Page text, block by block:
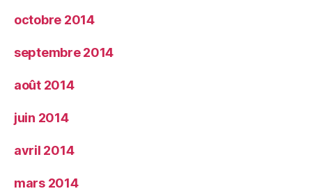
octobre 2014
septembre 2014
août 2014
juin 2014
avril 2014
mars 2014